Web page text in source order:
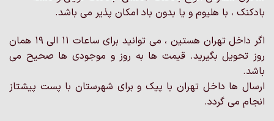
ممکن
است
صفحه
محصول
شوند
ممکن
است
صفحه
محصول
شوند
بادکنک ، با هلیوم و یا بدون باد امکان پذیر می باشد.
اگر داخل تهران هستین ، می توانید برای ساعات 11 الی 19 همان
روز تحویل بگیرید. قیمت ها به روز و موجودی ها صحیح می
باشد.
ارسال ها داخل تهران با پیک و برای شهرستان با پست پیشتاز
انجام می گردد.